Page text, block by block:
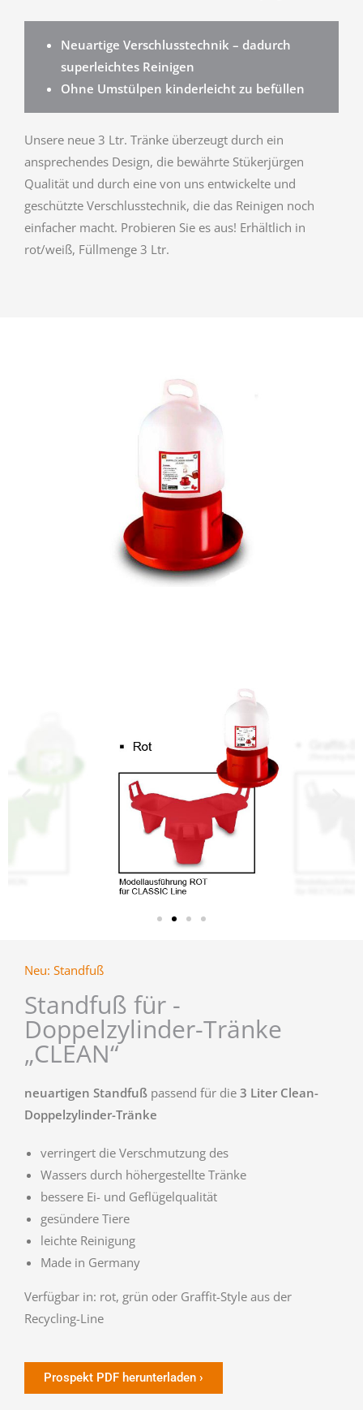
Neuartige Verschlusstechnik – dadurch
superleichtes Reinigen
Ohne Umstülpen kinderleicht zu befüllen
Unsere neue 3 Ltr. Tränke überzeugt durch ein
ansprechendes Design, die bewährte Stükerjürgen
Qualität und durch eine von uns entwickelte und
geschützte Verschlusstechnik, die das Reinigen noch
einfacher macht. Probieren Sie es aus! Erhältlich in
rot/weiß, Füllmenge 3 Ltr.
Neu: Standfuß
Standfuß für -
Doppelzylinder-Tränke
„CLEAN“
neuartigen Standfuß passend für die 3 Liter Clean-
Doppelzylinder-Tränke
verringert die Verschmutzung des
Wassers durch höhergestellte Tränke
bessere Ei- und Geflügelqualität
gesündere Tiere
leichte Reinigung
Made in Germany
Verfügbar in: rot, grün oder Graffit-Style aus der
Recycling-Line
Prospekt PDF herunterladen ›